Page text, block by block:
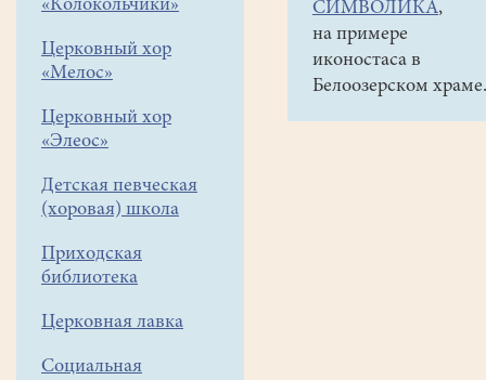
«Колокольчики»
Церковный хор
«Мелос»
Церковный хор
«Элеос»
Детская певческая
(хоровая) школа
Приходская
библиотека
Церковная лавка
Социальная
СИМВОЛИКА,
на примере
иконостаса в
Белоозерском храме.